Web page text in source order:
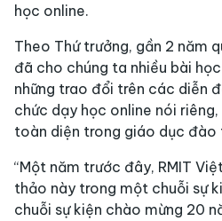
học online.
Theo Thứ trưởng, gần 2 năm
đã cho chúng ta nhiều bài
những trao đổi trên các diễn
chức dạy học online nói
toàn diện trong giáo dục đào
“Một năm trước đây, RMIT
thảo này trong một chuỗi sự
chuỗi sự kiện chào mừng 20